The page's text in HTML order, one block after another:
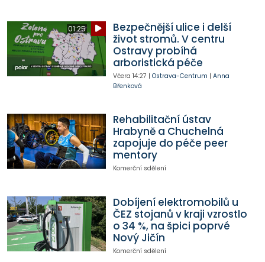
01:25
Bezpečnější ulice i delší
život stromů. V centru
Ostravy probíhá
arboristická péče
Včera 14:27 | Ostrava-Centrum | Anna
Břenková
Rehabilitační ústav
Hrabyně a Chuchelná
zapojuje do péče peer
mentory
Komerční sdělení
Dobíjení elektromobilů u
ČEZ stojanů v kraji vzrostlo
o 34 %, na špici poprvé
Nový Jičín
Komerční sdělení